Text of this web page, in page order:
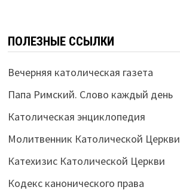
ПОЛЕЗНЫЕ ССЫЛКИ
Вечерняя католическая газета
Папа Римский. Слово каждый день
Католическая энциклопедия
Молитвенник Католической Церкви
Катехизис Католической Церкви
Кодекс канонического права